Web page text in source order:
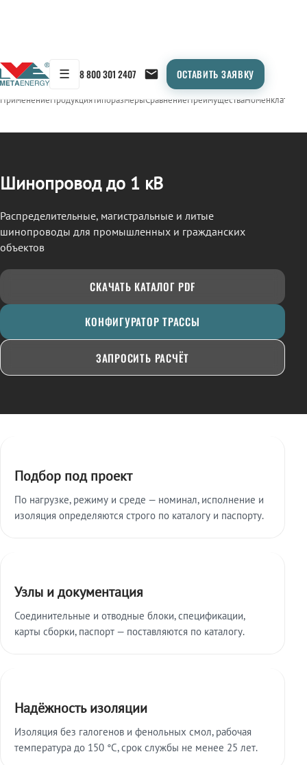
☰ 8 800 301 2407 ОСТАВИТЬ ЗАЯВКУ
← Продукция/ШИНОПРОВОД
ПрименениеПродукцияТипоразмерыСравнениеПреимуществаНоменклатура
Шинопровод до 1 кВ
Распределительные, магистральные и литые
шинопроводы для промышленных и гражданских
объектов
СКАЧАТЬ КАТАЛОГ PDF
КОНФИГУРАТОР ТРАССЫ
ЗАПРОСИТЬ РАСЧЁТ
Подбор под проект
По нагрузке, режиму и среде — номинал, исполнение и
изоляция определяются строго по каталогу и паспорту.
Узлы и документация
Соединительные и отводные блоки, спецификации,
карты сборки, паспорт — поставляются по каталогу.
Надёжность изоляции
Изоляция без галогенов и фенольных смол, рабочая
температура до 150 °C, срок службы не менее 25 лет.